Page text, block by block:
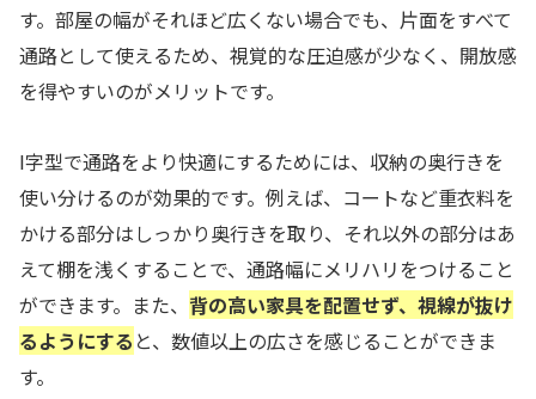
す。部屋の幅がそれほど広くない場合でも、片面をすべて
通路として使えるため、視覚的な圧迫感が少なく、開放感
を得やすいのがメリットです。
I字型で通路をより快適にするためには、収納の奥行きを
使い分けるのが効果的です。例えば、コートなど重衣料を
かける部分はしっかり奥行きを取り、それ以外の部分はあ
えて棚を浅くすることで、通路幅にメリハリをつけること
ができます。また、 背の高い家具を配置せず、視線が抜け
るようにする と、数値以上の広さを感じることができま
す。